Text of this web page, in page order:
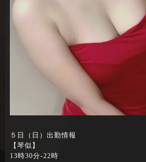
５日（日）出勤情報
【琴似】
13時30分‐22時